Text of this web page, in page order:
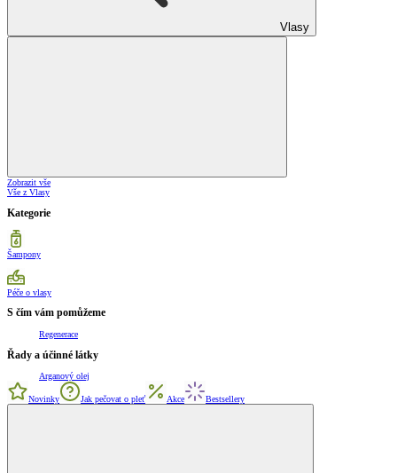
Vlasy
Zobrazit vše
Vše z Vlasy
Kategorie
Šampony
Péče o vlasy
S čím vám pomůžeme
Regenerace
Řady a účinné látky
Arganový olej
Novinky Jak pečovat o pleť Akce Bestsellery